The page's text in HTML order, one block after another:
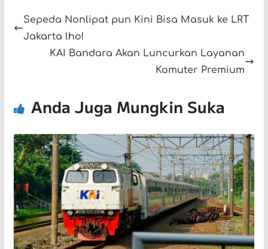
Sepeda Nonlipat pun Kini Bisa Masuk ke LRT
Jakarta lho!
KAI Bandara Akan Luncurkan Layanan
Komuter Premium
Anda Juga Mungkin Suka